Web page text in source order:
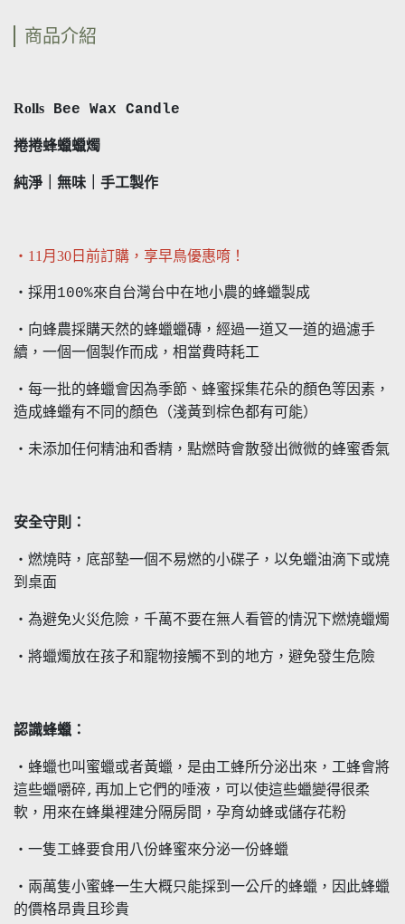
商品介紹
Rolls Bee Wax Candle
捲捲蜂蠟蠟燭
純淨｜無味｜手工製作
・11月30日前訂購，享早鳥優惠唷！
・採用100%來自台灣台中在地小農的蜂蠟製成
・向蜂農採購天然的蜂蠟蠟磚，經過一道又一道的過濾手
續，一個一個製作而成，相當費時耗工
・每一批的蜂蠟會因為季節、蜂蜜採集花朵的顏色等因素，
造成蜂蠟有不同的顏色（淺黃到棕色都有可能）
・未添加任何精油和香精，點燃時會散發出微微的蜂蜜香氣
安全守則：
・燃燒時，底部墊一個不易燃的小碟子，以免蠟油滴下或燒
到桌面
・為避免火災危險，千萬不要在無人看管的情況下燃燒蠟燭
・將蠟燭放在孩子和寵物接觸不到的地方，避免發生危險
認識蜂蠟：
・蜂蠟也叫蜜蠟或者黃蠟，是由工蜂所分泌出來，工蜂會將
這些蠟嚼碎,再加上它們的唾液，可以使這些蠟變得很柔
軟，用來在蜂巢裡建分隔房間，孕育幼蜂或儲存花粉
・一隻工蜂要食用八份蜂蜜來分泌一份蜂蠟
・兩萬隻小蜜蜂一生大概只能採到一公斤的蜂蠟，因此蜂蠟
的價格昂貴且珍貴